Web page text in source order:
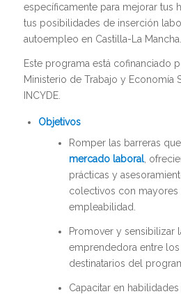
específicamente para mejorar tus
tus posibilidades de inserción
autoempleo en Castilla-La Mancha.
Este programa está cofinanciado
Ministerio de Trabajo y Economía
INCYDE.
Objetivos
Romper las barreras
mercado laboral,
prácticas y
colectivos con mayores
empleabilidad.
Promover y sensibilizar
emprendedora entre
destinatarios del
Capacitar en habilidades